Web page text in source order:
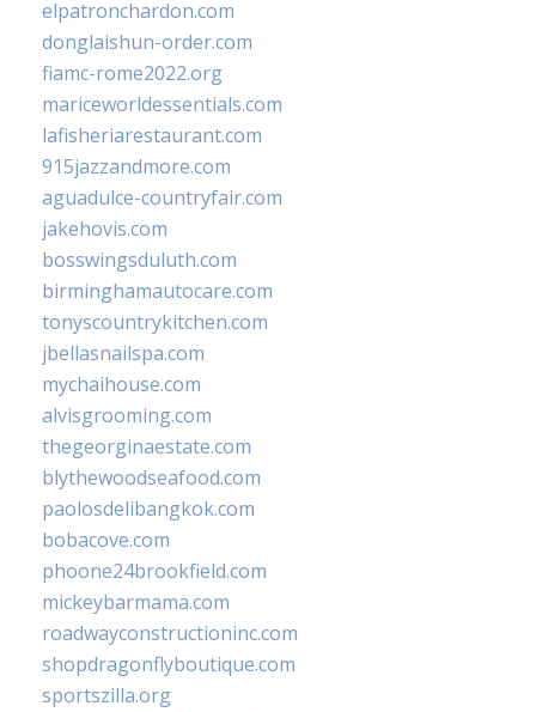
elpatronchardon.com
donglaishun-order.com
fiamc-rome2022.org
mariceworldessentials.com
lafisheriarestaurant.com
915jazzandmore.com
aguadulce-countryfair.com
jakehovis.com
bosswingsduluth.com
birminghamautocare.com
tonyscountrykitchen.com
jbellasnailspa.com
mychaihouse.com
alvisgrooming.com
thegeorginaestate.com
blythewoodseafood.com
paolosdelibangkok.com
bobacove.com
phoone24brookfield.com
mickeybarmama.com
roadwayconstructioninc.com
shopdragonflyboutique.com
sportszilla.org